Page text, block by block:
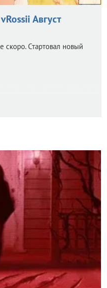
Август
скоро. Стартовал новый